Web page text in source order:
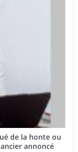
de la honte ou
annoncé